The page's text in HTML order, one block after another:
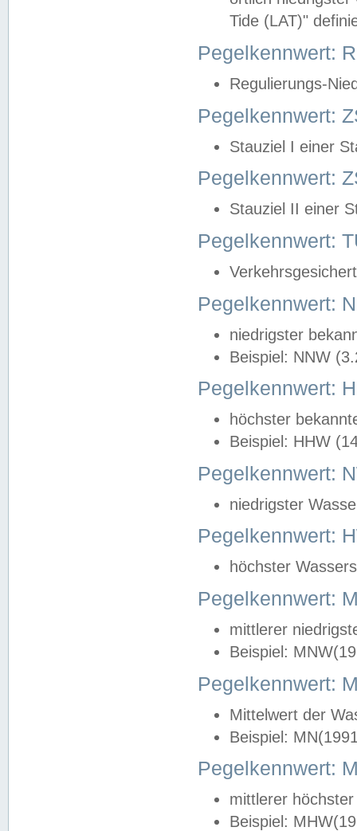
Tide (LAT)"
Pegelkennwert:
Regulierungs-
Pegelkennwert:
Stauziel I einer
Pegelkennwert:
Stauziel II einer
Pegelkennwert:
Pegelkennwert:
niedrigster
Beispiel: NNW
Pegelkennwert:
höchster
Beispiel: HHW
Pegelkennwert:
niedrigster
Pegelkennwert:
höchster
Pegelkennwert:
mittlerer
Beispiel:
Pegelkennwert:
Mittelwert der
Beispiel:
Pegelkennwert:
mittlerer
Beispiel: